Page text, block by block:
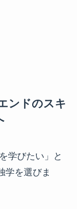
ンドのスキ
学びたい」と
学を選びま